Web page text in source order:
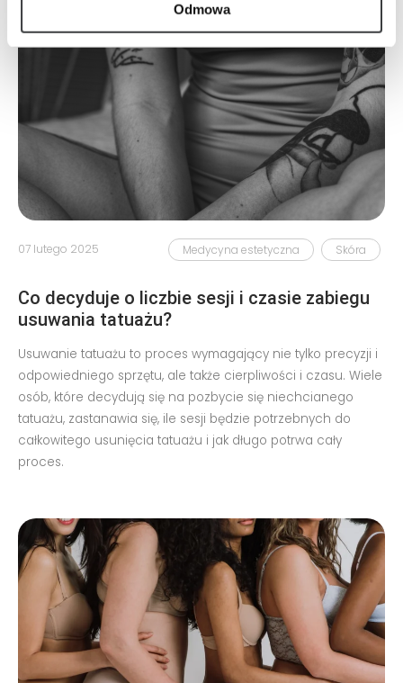
Odmowa
Medycyna estetyczna Skóra
07 lutego 2025
Co decyduje o liczbie sesji i czasie zabiegu
usuwania tatuażu?
Usuwanie tatuażu to proces wymagający nie tylko precyzji i
odpowiedniego sprzętu, ale także cierpliwości i czasu. Wiele
osób, które decydują się na pozbycie się niechcianego
tatuażu, zastanawia się, ile sesji będzie potrzebnych do
całkowitego usunięcia tatuażu i jak długo potrwa cały
proces.